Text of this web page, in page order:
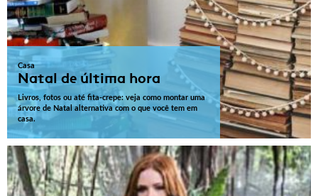
Casa
Natal de última hora
Livros, fotos ou até fita-crepe: veja como montar uma
árvore de Natal alternativa com o que você tem em
casa.